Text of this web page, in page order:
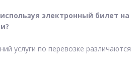
электронный билет на
услуги по перевозке различаются